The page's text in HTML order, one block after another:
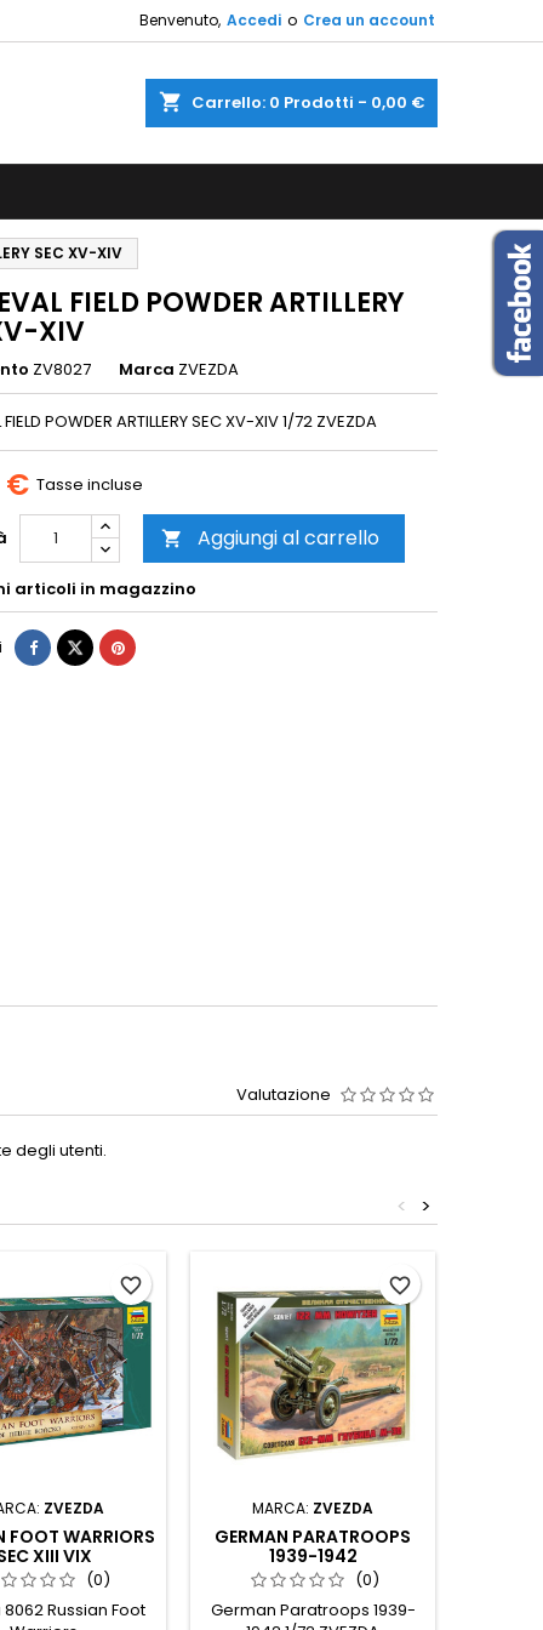
Benvenuto, Accedi o Crea un account
shopping_cart Carrello: 0 Prodotti - 0,00 €
SEC XV-XIV
FIELD POWDER ARTILLERY
XIV
ZV8027 Marca ZVEZDA
FIELD POWDER ARTILLERY SEC XV-XIV 1/72 ZVEZDA
€ Tasse incluse
 Aggiungi al carrello
articoli in magazzino
Valutazione
degli utenti.
>
<
ZVEZDA
FOOT WARRIORS
XIII VIX
(0)
Russian Foot
favorite_border
MARCA: ZVEZDA
GERMAN PARATROOPS
1939-1942
(0)
German Paratroops 1939-
favorite_border